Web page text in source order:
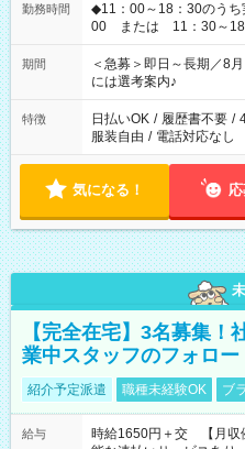
勤務時間
◆11：00～18：30のうち
00 または 11：30～18：30 。*。ブランクOK
ば前職が、 在宅/財団法
スタッフ スイーツ販売/
業界から入社して活躍さ
期間
＜急募＞即日～長期／8
には選考案内♪
特徴 日払いOK / 履歴書不要 /
服装自由 / 電話対応なし
気になる！
【完全在宅】3名募集！
業中スタッフのフォロー
紹介予定派遣 職種未経験OK ブ
給与
時給1650円＋交 【月収